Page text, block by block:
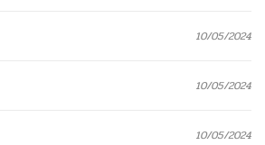
10/05/2024
10/05/2024
10/05/2024